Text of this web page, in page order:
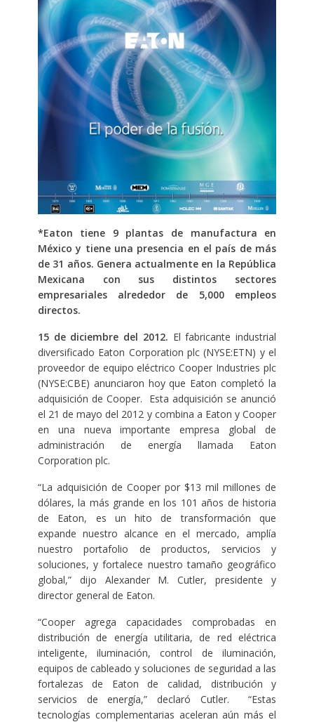
*Eaton tiene 9 plantas de manufactura en
México y tiene una presencia en el país de más
de 31 años. Genera actualmente en la República
Mexicana con sus distintos sectores
empresariales alrededor de 5,000 empleos
directos.
15 de diciembre del 2012. El fabricante industrial
diversificado Eaton Corporation plc (NYSE:ETN) y el
proveedor de equipo eléctrico Cooper Industries plc
(NYSE:CBE) anunciaron hoy que Eaton completó la
adquisición de Cooper. Esta adquisición se anunció
el 21 de mayo del 2012 y combina a Eaton y Cooper
en una nueva importante empresa global de
administración de energía llamada Eaton
Corporation plc.
“La adquisición de Cooper por $13 mil millones de
dólares, la más grande en los 101 años de historia
de Eaton, es un hito de transformación que
expande nuestro alcance en el mercado, amplía
nuestro portafolio de productos, servicios y
soluciones, y fortalece nuestro tamaño geográfico
global,” dijo Alexander M. Cutler, presidente y
director general de Eaton.
“Cooper agrega capacidades comprobadas en
distribución de energía utilitaria, de red eléctrica
inteligente, iluminación, control de iluminación,
equipos de cableado y soluciones de seguridad a las
fortalezas de Eaton de calidad, distribución y
servicios de energía,” declaró Cutler. “Estas
tecnologías complementarias aceleran aún más el